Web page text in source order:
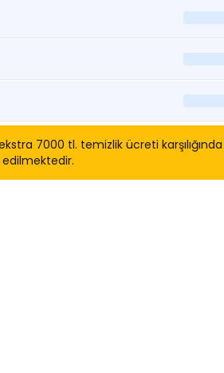
7000 tl. temizlik ücreti
edilmektedir.